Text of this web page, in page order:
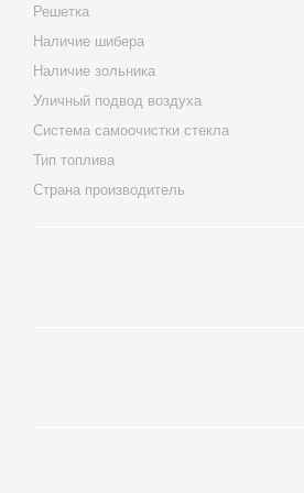
Решетка
Наличие шибера
Наличие зольника
Уличный подвод воздуха
Система самоочистки стекла
Тип топлива
Страна производитель